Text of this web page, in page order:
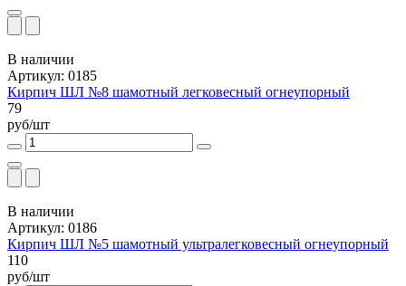
В наличии
Артикул: 0185
Кирпич ШЛ №8 шамотный легковесный огнеупорный
79
руб/шт
В наличии
Артикул: 0186
Кирпич ШЛ №5 шамотный ультралегковесный огнеупорный
110
руб/шт